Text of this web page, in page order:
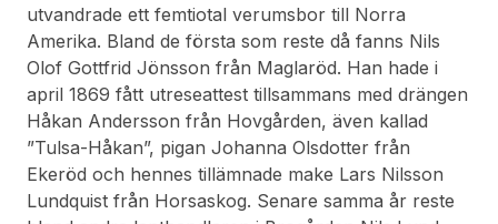
utvandrade ett femtiotal verumsbor till Norra
Amerika. Bland de första som reste då fanns Nils
Olof Gottfrid Jönsson från Maglaröd. Han hade i
april 1869 fått utreseattest tillsammans med drängen
Håkan Andersson från Hovgården, även kallad
”Tulsa-Håkan”, pigan Johanna Olsdotter från
Ekeröd och hennes tillämnade make Lars Nilsson
Lundquist från Horsaskog. Senare samma år reste